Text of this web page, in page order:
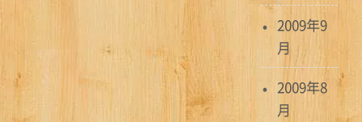
2009年9
月
2009年8
月